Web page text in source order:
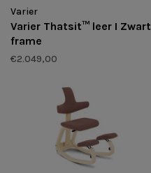
Varier
Varier Thatsit™ leer I Zwart
frame
€2.049,00